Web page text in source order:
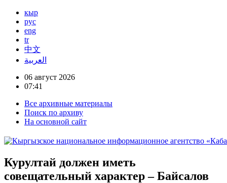
кыр
рус
eng
tr
中文
العربية
06 август 2026
07:41
Все архивные материалы
Поиск по архиву
На основной сайт
Курултай должен иметь
совещательный характер – Байсалов